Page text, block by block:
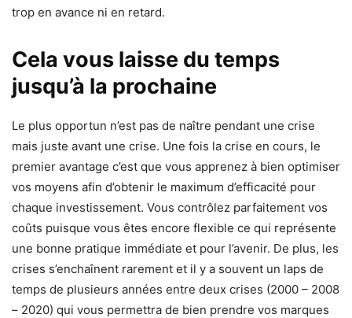
trop en avance ni en retard.
Cela vous laisse du temps
jusqu’à la prochaine
Le plus opportun n’est pas de naître pendant une crise
mais juste avant une crise. Une fois la crise en cours, le
premier avantage c’est que vous apprenez à bien optimiser
vos moyens afin d’obtenir le maximum d’efficacité pour
chaque investissement. Vous contrôlez parfaitement vos
coûts puisque vous êtes encore flexible ce qui représente
une bonne pratique immédiate et pour l’avenir. De plus, les
crises s’enchaînent rarement et il y a souvent un laps de
temps de plusieurs années entre deux crises (2000 – 2008
– 2020) qui vous permettra de bien prendre vos marques